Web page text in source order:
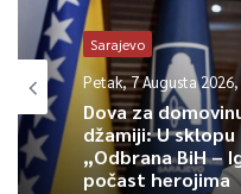
Sarajevo
Petak, 7 Augusta
Dova za
džamiji: U
„Odbrana BiH –
počast herojima